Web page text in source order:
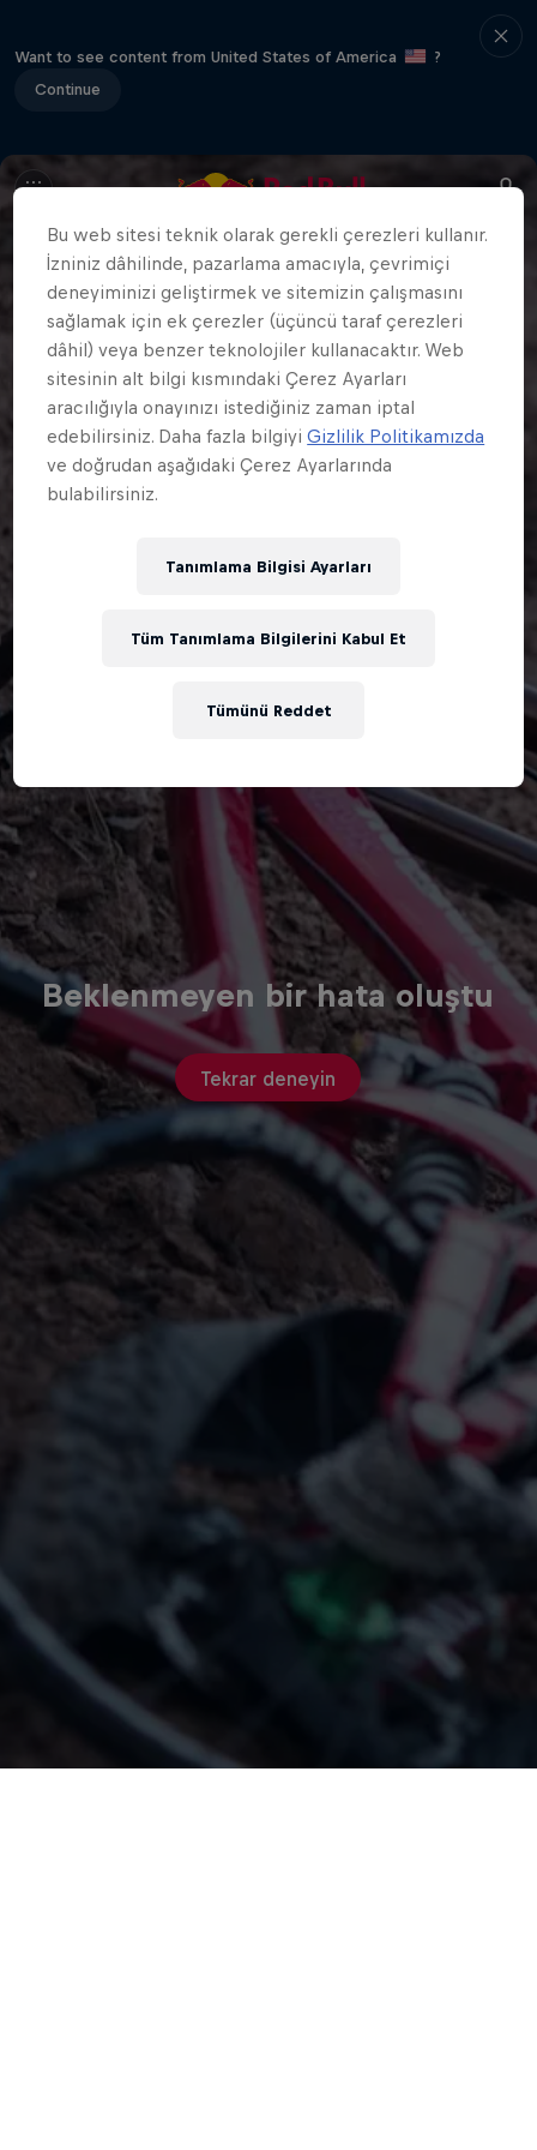
Want to see content from United States of America
?
Continue
Beklenmeyen bir hata oluştu
Tekrar deneyin
Bu web sitesi teknik olarak gerekli çerezleri kullanır.
İzniniz dâhilinde, pazarlama amacıyla, çevrimiçi
deneyiminizi geliştirmek ve sitemizin çalışmasını
sağlamak için ek çerezler (üçüncü taraf çerezleri
dâhil) veya benzer teknolojiler kullanacaktır. Web
sitesinin alt bilgi kısmındaki Çerez Ayarları
aracılığıyla onayınızı istediğiniz zaman iptal
edebilirsiniz. Daha fazla bilgiyiGizlilik Politikamızda
ve doğrudan aşağıdaki Çerez Ayarlarında
bulabilirsiniz.
Tanımlama Bilgisi Ayarları
Tümünü Reddet
Tüm Tanımlama Bilgilerini Kabul Et